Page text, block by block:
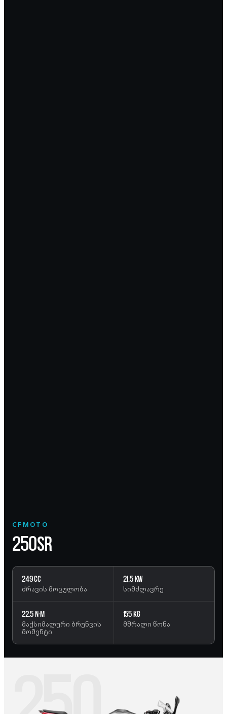
CFMOTO
250SR
249 cc
ძრავის მოცულობა
21.5 kW
სიმძლავრე
22.5 N·m
მაქსიმალური ბრუნვის
მომენტი
155 kg
მშრალი წონა